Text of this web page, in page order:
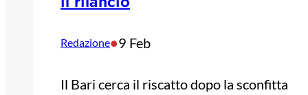
Redazione•9 Feb
Il Bari cerca il riscatto dopo la sconfitta